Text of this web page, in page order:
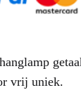
vrij uniek.